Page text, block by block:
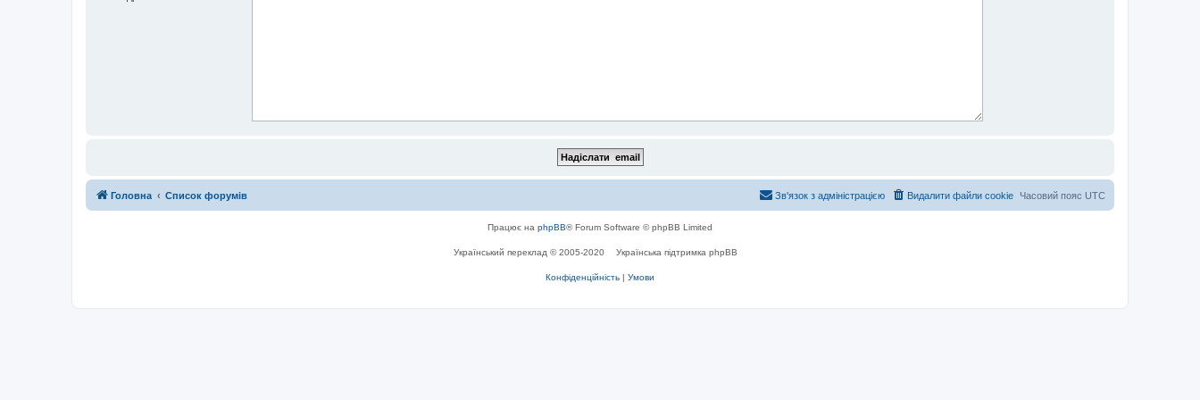
Головна Список форумів Часовий пояс UTC
Видалити файли cookie
Зв'язок з адміністрацією
Працює на phpBB® Forum Software © phpBB Limited
Український переклад © 2005-2020 Українська підтримка phpBB
Конфіденційність | Умови